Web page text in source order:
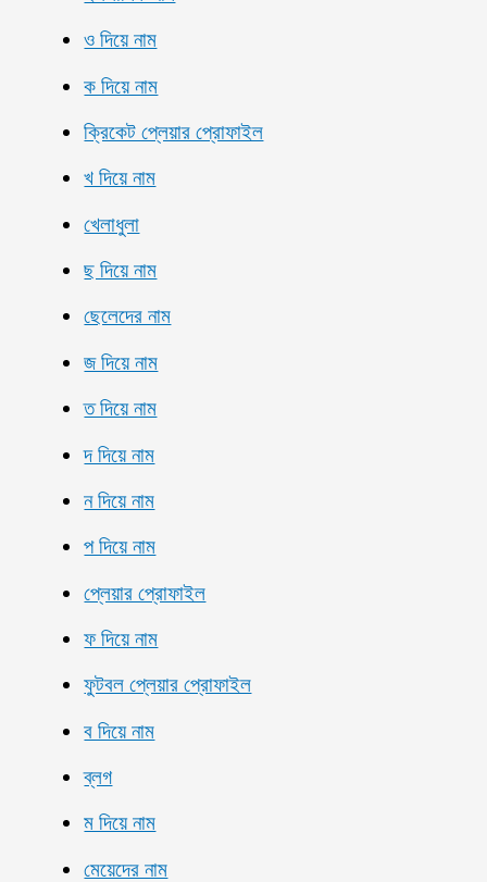
ও দিয়ে নাম
ক দিয়ে নাম
ক্রিকেট প্লেয়ার প্রোফাইল
খ দিয়ে নাম
খেলাধুলা
ছ দিয়ে নাম
ছেলেদের নাম
জ দিয়ে নাম
ত দিয়ে নাম
দ দিয়ে নাম
ন দিয়ে নাম
প দিয়ে নাম
প্লেয়ার প্রোফাইল
ফ দিয়ে নাম
ফুটবল প্লেয়ার প্রোফাইল
ব দিয়ে নাম
ব্লগ
ম দিয়ে নাম
মেয়েদের নাম